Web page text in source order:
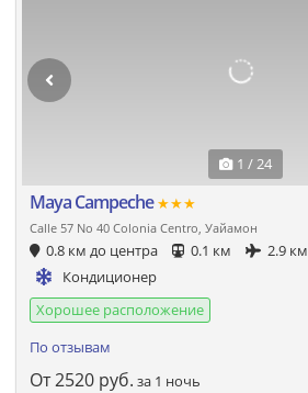
1 / 24
Maya Campeche★★★
Calle 57 No 40 Colonia Centro, Уайамон
0.8 км до центра 0.1 км
2.9 км
Кондиционер
Хорошее расположение
По отзывам
От2520 руб. за 1 ночь